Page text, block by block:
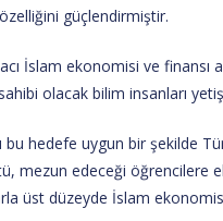
güçlendirmiştir.
İslam ekonomisi ve
olacak bilim insanları
bu hedefe uygun bir şekilde
mezun edeceği öğrencilere
üst düzeyde İslam